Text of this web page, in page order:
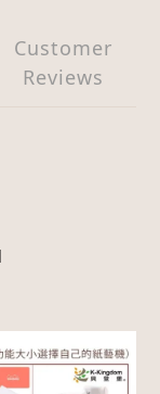
Customer
Reviews